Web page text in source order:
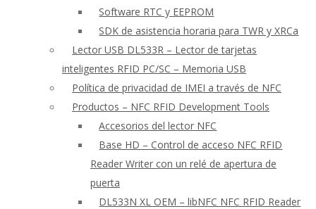
Software RTC y EEPROM
SDK de asistencia horaria para TWR y XRCa
Lector USB DL533R – Lector de tarjetas
inteligentes RFID PC/SC – Memoria USB
Política de privacidad de IMEI a través de NFC
Productos – NFC RFID Development Tools
Accesorios del lector NFC
Base HD – Control de acceso NFC RFID
Reader Writer con un relé de apertura de
puerta
DL533N XL OEM – libNFC NFC RFID Reader